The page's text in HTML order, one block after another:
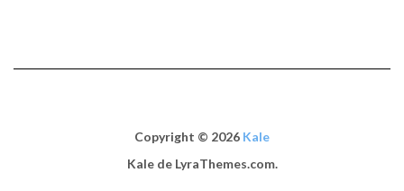
Copyright © 2026 Kale
Kalede LyraThemes.com.